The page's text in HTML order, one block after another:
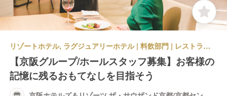
リゾートホテル, ラグジュアリーホテル | 料飲部門 | レストランサービス・ホールスタッフ | 京阪ホテルズ＆リゾーツ ザ・サウザンド京都/京都センチュリーホテル、琵琶湖ホテル
【京阪グループ/ホールスタッフ募集】お客様の
記憶に残るおもてなしを目指そう